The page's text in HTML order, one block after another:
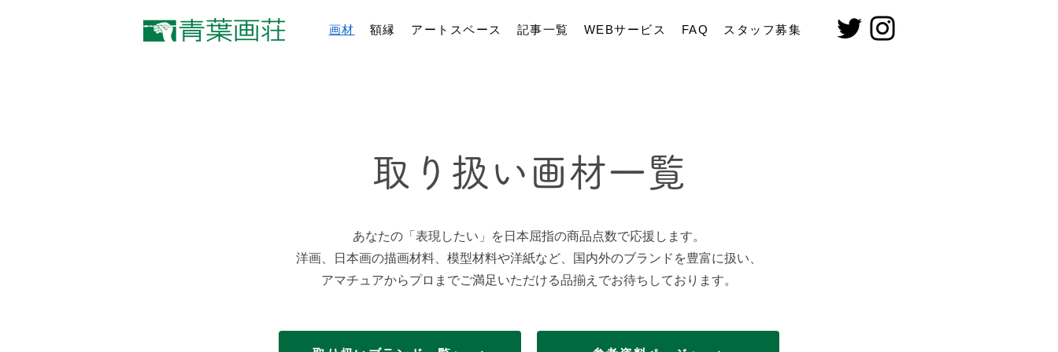
画材 額縁 アートスペース 記事一覧 WEBサービス FAQ スタッフ募集
取り扱い画材一覧
あなたの「表現したい」を日本屈指の商品点数で応援します。
​洋画、日本画の描画材料、模型材料や洋紙など、国内外のブランドを豊富に扱い、
アマチュアからプロまでご満足いただける品揃えでお待ちしております。